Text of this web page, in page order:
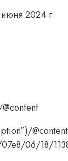
2024 г.
@content
06/18/